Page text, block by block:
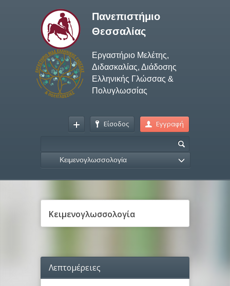
Πανεπιστήμιο
Θεσσαλίας
Εργαστήριο Μελέτης,
Διδασκαλίας, Διάδοσης
Ελληνικής Γλώσσας &
Πολυγλωσσίας
Είσοδος Εγγραφή
Κειμενογλωσσολογία
Κειμενογλωσσολογία
Λεπτομέρειες